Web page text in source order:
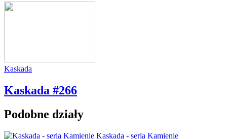
Kaskada
Kaskada #266
Podobne działy
Kaskada - seria Kamienie